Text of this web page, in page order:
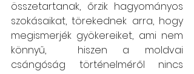
összetartanak, őrzik hagyományos
szokásaikat, törekednek arra, hogy
megismerjék gyökereiket, ami nem
könnyű,  hiszen a moldvai
csángóság történelméről nincs